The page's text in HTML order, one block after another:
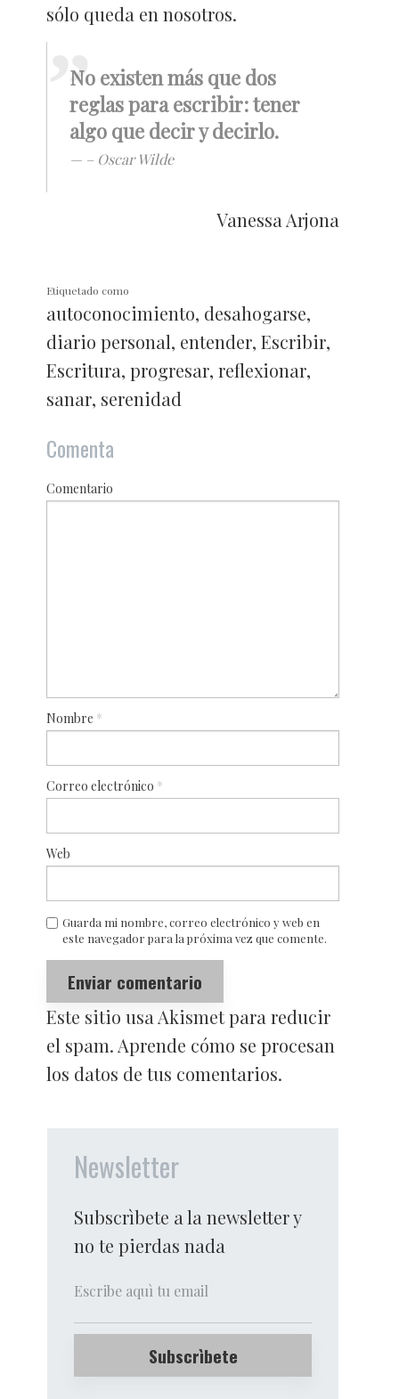
sólo queda en nosotros.
No existen más que dos
reglas para escribir: tener
algo que decir y decirlo.
– Oscar Wilde
Vanessa Arjona
Etiquetado como
autoconocimiento, desahogarse,
diario personal, entender, Escribir,
Escritura, progresar, reflexionar,
sanar, serenidad
Comenta
Comentario
Nombre *
Correo electrónico *
Web
Guarda mi nombre, correo electrónico y web en
este navegador para la próxima vez que comente.
Este sitio usa Akismet para reducir
el spam. Aprende cómo se procesan
los datos de tus comentarios.
Newsletter
Subscrìbete a la newsletter y
no te pierdas nada